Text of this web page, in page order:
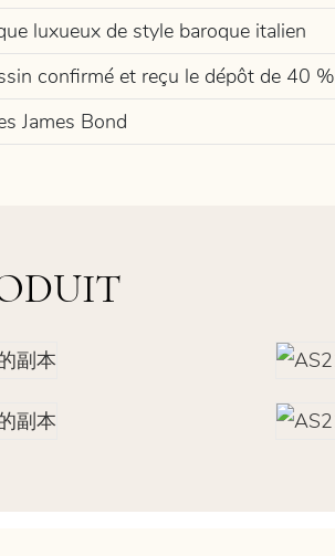
luxueux de style baroque italien
confirmé et reçu le dépôt de 40 %
James Bond